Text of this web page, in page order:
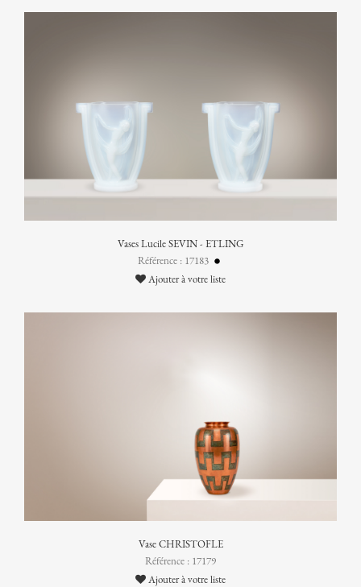
Vases Lucile SEVIN - ETLING
Référence : 17183
Ajouter à votre liste
Vase CHRISTOFLE
Référence : 17179
Ajouter à votre liste